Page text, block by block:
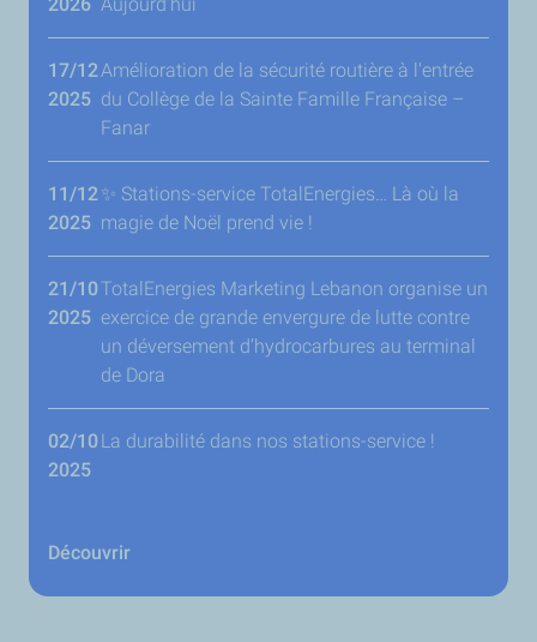
17/12
2025
Amélioration de la sécurité routière à l'entrée
du Collège de la Sainte Famille Française –
Fanar
11/12
2025
✨ Stations-service TotalEnergies… Là où la
magie de Noël prend vie !
21/10
2025
TotalEnergies Marketing Lebanon organise un
exercice de grande envergure de lutte contre
un déversement d’hydrocarbures au terminal
de Dora
02/10
2025
La durabilité dans nos stations-service !
Découvrir